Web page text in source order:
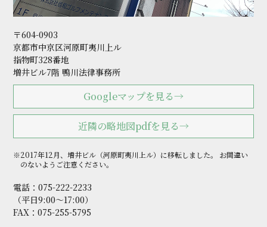
〒604-0903
京都市中京区河原町夷川上ル
指物町328番地
増井ビル7階 鴨川法律事務所
Googleマップを見る→
近隣の略地図pdfを見る→
※2017年12月、増井ビル（河原町夷川上ル）に移転しました。
お間違い
のないようご注意ください。
電話：075-222-2233
（平日9:00～17:00）
FAX：075-255-5795